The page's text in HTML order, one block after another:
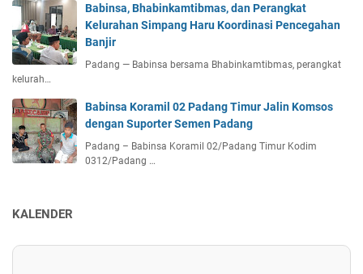
Babinsa, Bhabinkamtibmas, dan Perangkat
Kelurahan Simpang Haru Koordinasi Pencegahan
Banjir
Padang — Babinsa bersama Bhabinkamtibmas, perangkat
kelurah…
Babinsa Koramil 02 Padang Timur Jalin Komsos
dengan Suporter Semen Padang
Padang – Babinsa Koramil 02/Padang Timur Kodim
0312/Padang …
KALENDER